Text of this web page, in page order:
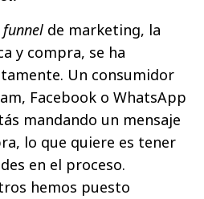
funnel de marketing, la
y compra, se ha
Un consumidor
Facebook o WhatsApp
mandando un mensaje
lo que quiere es tener
en el proceso.
hemos puesto